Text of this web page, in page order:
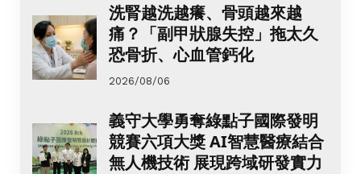
洗腎越洗越癢、骨頭越來越
痛？「副甲狀腺失控」拖太久
恐骨折、心血管鈣化
2026/08/06
義守大學勇奪綠點子國際發明
競賽六項大獎 AI智慧醫療結合
無人機技術 展現跨域研發實力